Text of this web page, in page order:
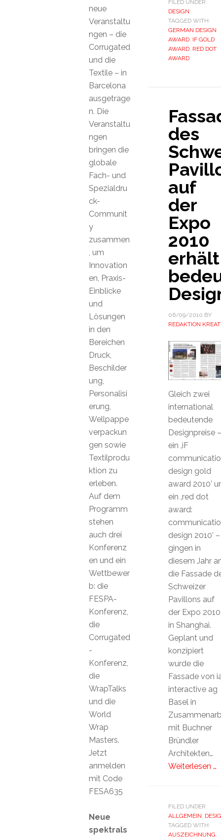
FILED UNDER:
DESIGN
TAGGED WITH:
GERMAN DESIGN
AWARD, IF GOLD
AWARD, RED DOT
AWARD
des
auf
der
Expo
2010
erhält
06/09/2010 BY
REDAKTION
Gleich zwei
international
bedeutende
Designpreise –
ein ‚iF
design gold
award 2010’
ein ‚red dot
award:
design 2010’ –
gingen in
diesem Jahr
die Fassade
Schweizer
Pavillons auf
der Expo 2010
in Shanghai.
Geplant und
konzipiert
wurde die
Fassade von
interactive ag
Basel in
mit Buchner
Bründler
Architekten…
Weiterlesen …
FILED UNDER:
ALLGEMEIN
TAGGED WITH:
AUSZEICHNUNG
neue
Veranstaltu
ngen – die
Corrugated
und die
Textile – in
Barcelona
ausgetrage
n. Die
Veranstaltu
ngen
bringen die
globale
Fach- und
Spezialdru
ck-
Communit
y
zusammen
, um
Innovation
en, Praxis-
Einblicke
und
Lösungen
in den
Bereichen
Druck,
Beschilder
ung,
Personalisi
erung,
Wellpappe
verpackun
gen sowie
Textilprodu
ktion zu
erleben.
Auf dem
Programm
stehen
auch drei
Konferenz
en und ein
Wettbewer
b: die
FESPA-
Konferenz,
die
Corrugated
-
Konferenz,
die
WrapTalks
und die
World
Wrap
Masters.
Jetzt
anmelden
mit Code
FESA635
Neue
spektrals